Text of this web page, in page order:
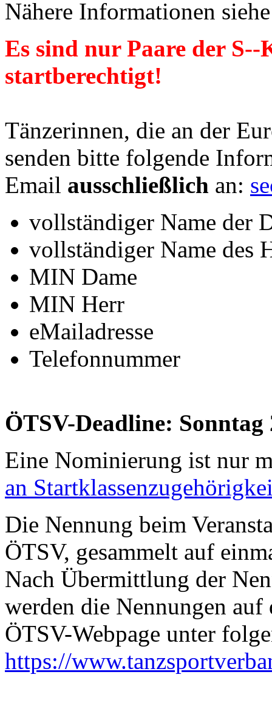
Nähere Informationen
Es sind nur Paare der S--
startberechtigt!
Tänzerinnen, die an der
senden bitte folgende
Email ausschließlich an:
vollständiger Name der
vollständiger Name des
MIN Dame
MIN Herr
eMailadresse
Telefonnummer
ÖTSV-Deadline:
Eine Nominierung ist nur
an
Die Nennung beim
ÖTSV, gesammelt auf
Nach Übermittlung der
werden die Nennungen
ÖTSV-Webpage unter
https://